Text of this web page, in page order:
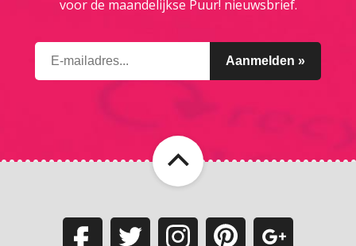
voor de maandelijkse Puur! nieuwsbrief.